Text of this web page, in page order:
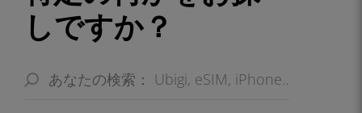
しですか？